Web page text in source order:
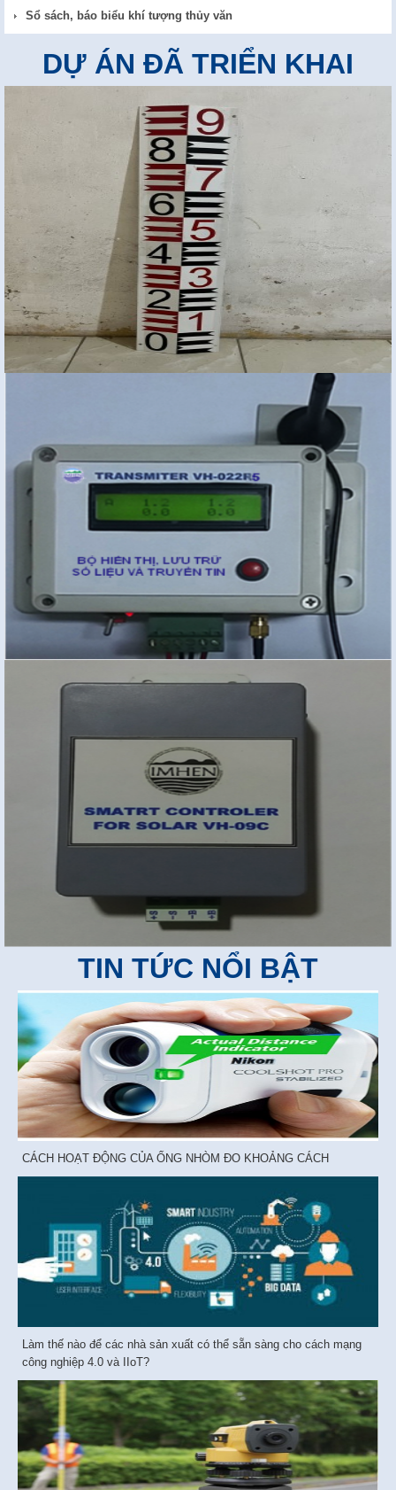
Sổ sách, báo biểu khí tượng thủy văn
DỰ ÁN ĐÃ TRIỂN KHAI
TIN TỨC NỔI BẬT
CÁCH HOẠT ĐỘNG CỦA ỐNG NHÒM ĐO KHOẢNG CÁCH
Làm thế nào để các nhà sản xuất có thể sẵn sàng cho cách mạng
công nghiệp 4.0 và IIoT?